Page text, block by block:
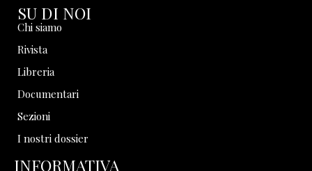
SU DI NOI
Chi siamo
Rivista
Libreria
Documentari
Sezioni
I nostri dossier
INFORMATIVA